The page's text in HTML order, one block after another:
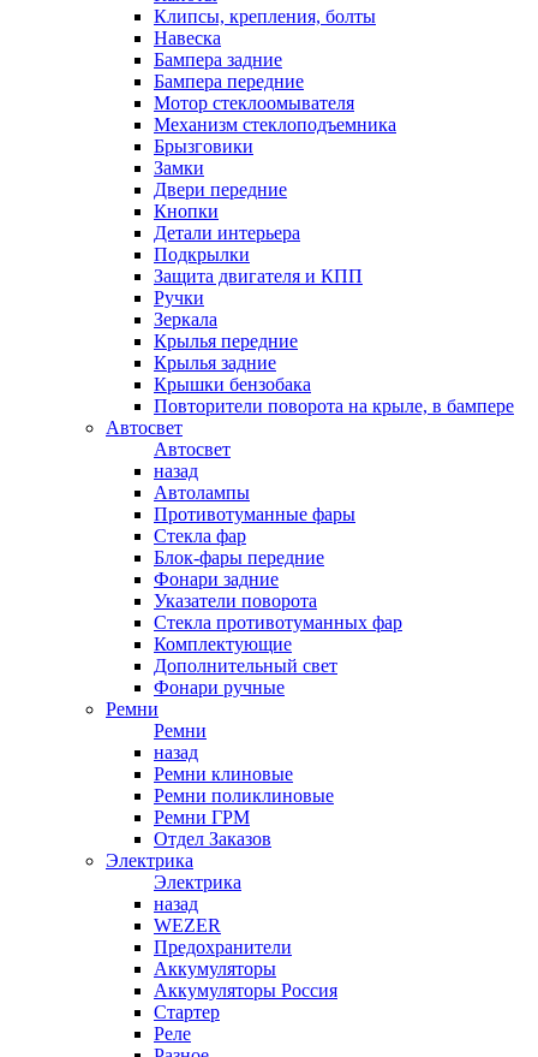
Клипсы, крепления, болты
Навеска
Бампера задние
Бампера передние
Мотор стеклоомывателя
Механизм стеклоподъемника
Брызговики
Замки
Двери передние
Кнопки
Детали интерьера
Подкрылки
Защита двигателя и КПП
Ручки
Зеркала
Крылья передние
Крылья задние
Крышки бензобака
Повторители поворота на крыле, в бампере
Автосвет
Автосвет
назад
Автолампы
Противотуманные фары
Стекла фар
Блок-фары передние
Фонари задние
Указатели поворота
Стекла противотуманных фар
Комплектующие
Дополнительный свет
Фонари ручные
Ремни
Ремни
назад
Ремни клиновые
Ремни поликлиновые
Ремни ГРМ
Отдел Заказов
Электрика
Электрика
назад
WEZER
Предохранители
Аккумуляторы
Аккумуляторы Россия
Стартер
Реле